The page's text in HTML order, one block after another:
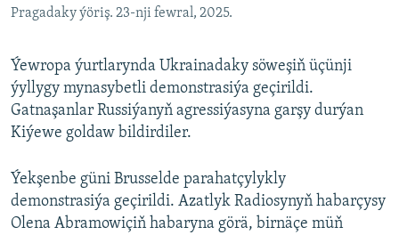
Pragadaky ýöriş. 23-nji fewral, 2025.
Ýewropa ýurtlarynda Ukrainadaky söweşiň üçünji
ýyllygy mynasybetli demonstrasiýa geçirildi.
Gatnaşanlar Russiýanyň agressiýasyna garşy durýan
Kiýewe goldaw bildirdiler.
Ýekşenbe güni Brusselde parahatçylykly
demonstrasiýa geçirildi. Azatlyk Radiosynyň habarçysy
Olena Abramowiçiň habaryna görä, birnäçe müň